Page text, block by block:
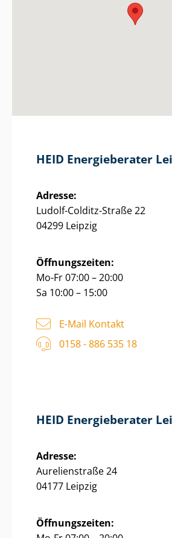
HEID Energieberater
Adresse:
Ludolf-Colditz-Straße 22
04299 Leipzig
Öffnungszeiten:
Mo-Fr 07:00 – 20:00
Sa 10:00 – 15:00
E-Mail Kontakt
0158 - 886 535 18
HEID Energieberater
Adresse:
Aurelienstraße 24
04177 Leipzig
Öffnungszeiten: